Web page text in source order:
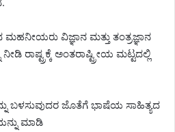
ವಿಜ್ಞಾನ ಮತ್ತು ತಂತ್ರಜ್ಞಾನ
ನೀಡಿ ರಾಷ್ಟ್ರಕ್ಕೆ ಅಂತರಾಷ್ಟ್ರೀಯ ಮಟ್ಟದಲ್ಲಿ
ಬಳಸುವುದರ ಜೊತೆಗೆ ಭಾಷೆಯ ಸಾಹಿತ್ಯದ
ಮಾಡಿ